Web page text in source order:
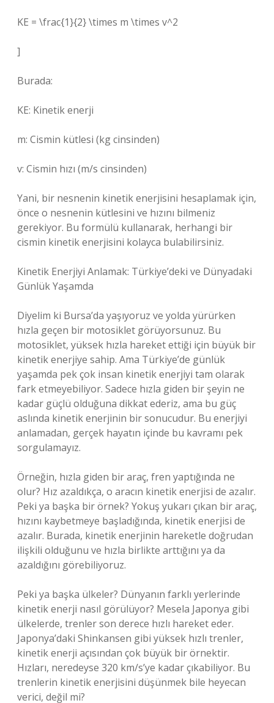
KE = \frac{1}{2} \times m \times v^2
]
Burada:
KE: Kinetik enerji
m: Cismin kütlesi (kg cinsinden)
v: Cismin hızı (m/s cinsinden)
Yani, bir nesnenin kinetik enerjisini hesaplamak için,
önce o nesnenin kütlesini ve hızını bilmeniz
gerekiyor. Bu formülü kullanarak, herhangi bir
cismin kinetik enerjisini kolayca bulabilirsiniz.
Kinetik Enerjiyi Anlamak: Türkiye’deki ve Dünyadaki
Günlük Yaşamda
Diyelim ki Bursa’da yaşıyoruz ve yolda yürürken
hızla geçen bir motosiklet görüyorsunuz. Bu
motosiklet, yüksek hızla hareket ettiği için büyük bir
kinetik enerjiye sahip. Ama Türkiye’de günlük
yaşamda pek çok insan kinetik enerjiyi tam olarak
fark etmeyebiliyor. Sadece hızla giden bir şeyin ne
kadar güçlü olduğuna dikkat ederiz, ama bu güç
aslında kinetik enerjinin bir sonucudur. Bu enerjiyi
anlamadan, gerçek hayatın içinde bu kavramı pek
sorgulamayız.
Örneğin, hızla giden bir araç, fren yaptığında ne
olur? Hız azaldıkça, o aracın kinetik enerjisi de azalır.
Peki ya başka bir örnek? Yokuş yukarı çıkan bir araç,
hızını kaybetmeye başladığında, kinetik enerjisi de
azalır. Burada, kinetik enerjinin hareketle doğrudan
ilişkili olduğunu ve hızla birlikte arttığını ya da
azaldığını görebiliyoruz.
Peki ya başka ülkeler? Dünyanın farklı yerlerinde
kinetik enerji nasıl görülüyor? Mesela Japonya gibi
ülkelerde, trenler son derece hızlı hareket eder.
Japonya’daki Shinkansen gibi yüksek hızlı trenler,
kinetik enerji açısından çok büyük bir örnektir.
Hızları, neredeyse 320 km/s’ye kadar çıkabiliyor. Bu
trenlerin kinetik enerjisini düşünmek bile heyecan
verici, değil mi?